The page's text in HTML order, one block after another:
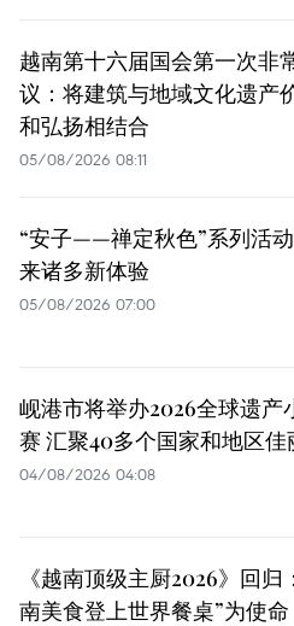
越南第十六届国会第一次非
议：将建筑与地域文化遗产
和弘扬相结合
05/08/2026 08:11
“安子——禅定秋色”系列活
来诸多新体验
05/08/2026 07:00
岘港市将举办2026全球遗产
赛 汇聚40多个国家和地区佳
04/08/2026 04:08
《越南顶级主厨2026》回归
南美食登上世界餐桌”为使命